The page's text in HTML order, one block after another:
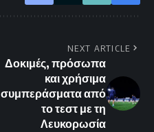
NEXT ARTICLE
Δοκιμές, πρόσωπα
και χρήσιμα
συμπεράσματα από
το τεστ με τη
Λευκορωσία